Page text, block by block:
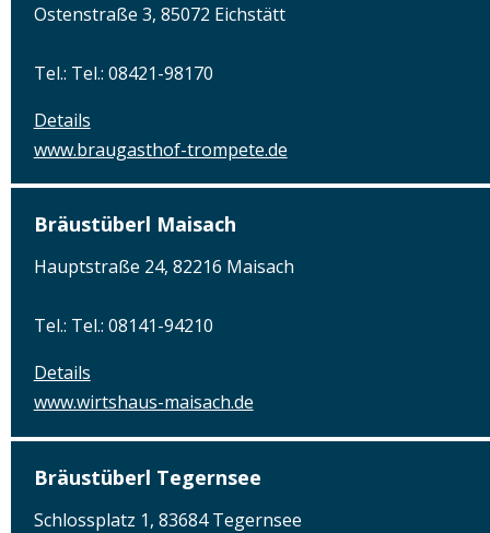
Ostenstraße 3, 85072 Eichstätt
Tel.: Tel.: 08421-98170
Details
www.braugasthof-trompete.de
Bräustüberl Maisach
Hauptstraße 24, 82216 Maisach
Tel.: Tel.: 08141-94210
Details
www.wirtshaus-maisach.de
Bräustüberl Tegernsee
Schlossplatz 1, 83684 Tegernsee